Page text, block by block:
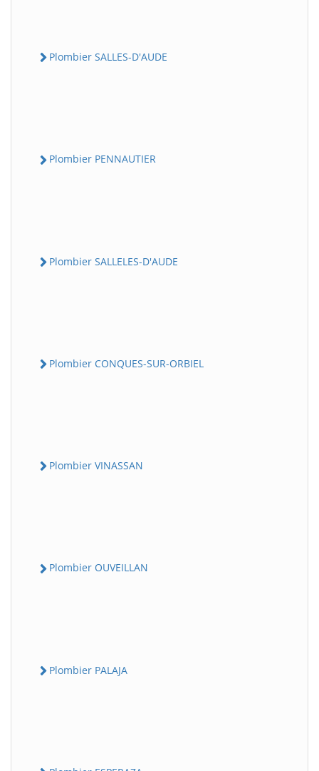
Plombier SALLES-D'AUDE
Plombier PENNAUTIER
Plombier SALLELES-D'AUDE
Plombier CONQUES-SUR-ORBIEL
Plombier VINASSAN
Plombier OUVEILLAN
Plombier PALAJA